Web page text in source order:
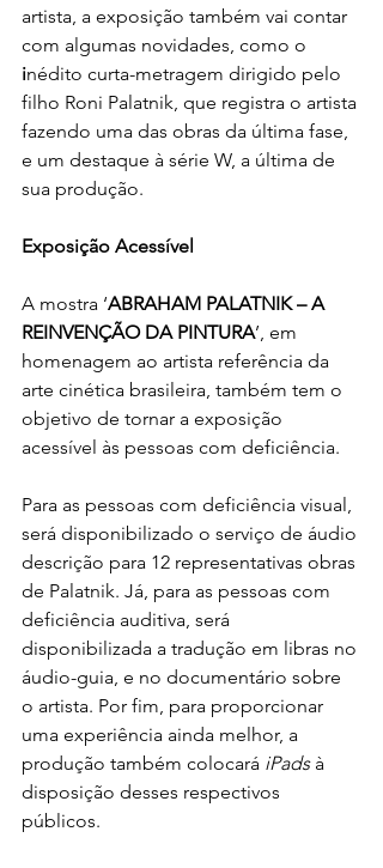
artista, a exposição também vai contar
com algumas novidades, como o
inédito curta-metragem dirigido pelo
filho Roni Palatnik, que registra o artista
fazendo uma das obras da última fase,
e um destaque à série W, a última de
sua produção.
Exposição Acessível
A mostra ‘ABRAHAM PALATNIK – A
REINVENÇÃO DA PINTURA’, em
homenagem ao artista referência da
arte cinética brasileira, também tem o
objetivo de tornar a exposição
acessível às pessoas com deficiência.
Para as pessoas com deficiência visual,
será disponibilizado o serviço de áudio
descrição para 12 representativas obras
de Palatnik. Já, para as pessoas com
deficiência auditiva, será
disponibilizada a tradução em libras no
áudio-guia, e no documentário sobre
o artista. Por fim, para proporcionar
uma experiência ainda melhor, a
produção também colocará iPads à
disposição desses respectivos
públicos.